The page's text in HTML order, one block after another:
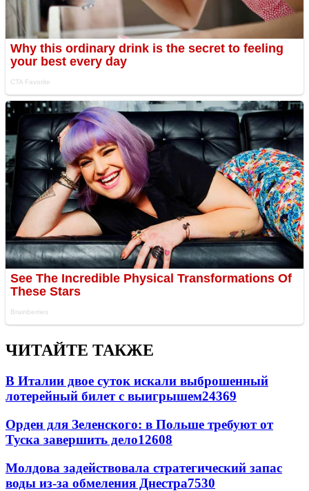
ЧИТАЙТЕ ТАКЖЕ
В Италии двое суток искали выброшенный
лотерейный билет с выигрышем24369
Орден для Зеленского: в Польше требуют от
Туска завершить дело12608
Молдова задействовала стратегический запас
воды из-за обмеления Днестра7530